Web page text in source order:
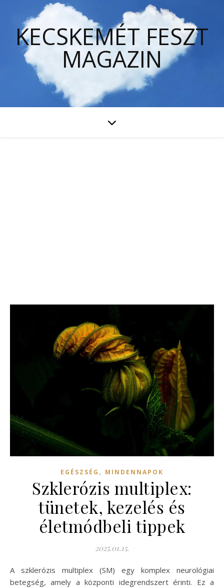
KECSKEMÉT FESZT
MAGAZIN
EGÉSZSÉG , MINDENNAPOK
Szklerózis multiplex:
tünetek, kezelés és
életmódbeli tippek
2025.01.15.
A szklerózis multiplex (SM) egy komplex neurológiai
betegség, amely a központi idegrendszert érinti. Ez a